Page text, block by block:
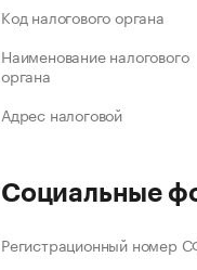
Код налогового органа
Наименование налогового
органа
Адрес налоговой
Социальные
Регистрационный номер